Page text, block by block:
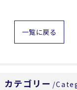
一覧に戻る
カテゴリー